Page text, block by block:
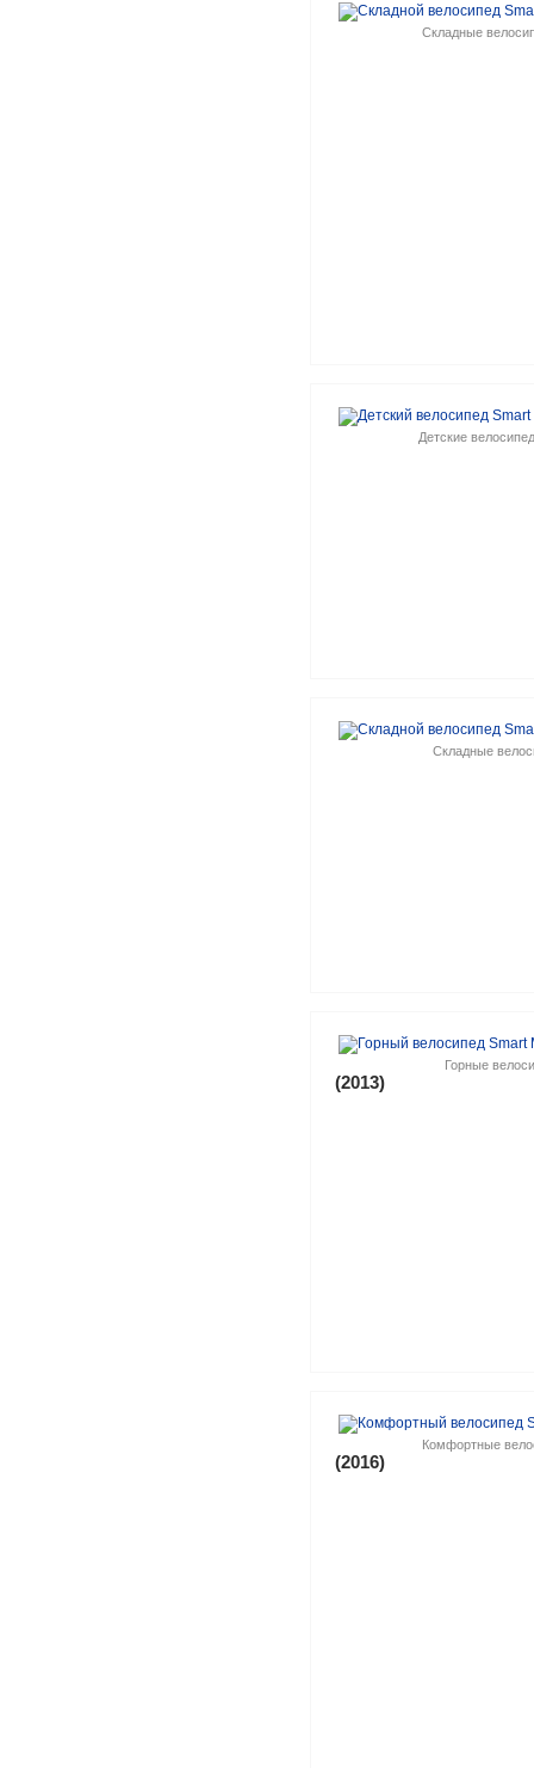
Складные
Детские
Складные
Горные
(2013)
Комфортные
(2016)